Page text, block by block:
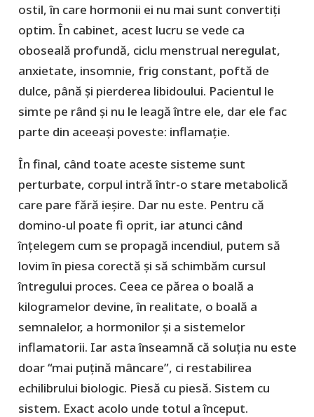
ostil, în care hormonii ei nu mai sunt convertiți
optim. În cabinet, acest lucru se vede ca
oboseală profundă, ciclu menstrual neregulat,
anxietate, insomnie, frig constant, poftă de
dulce, până și pierderea libidoului. Pacientul le
simte pe rând și nu le leagă între ele, dar ele fac
parte din aceeași poveste: inflamație.
În final, când toate aceste sisteme sunt
perturbate, corpul intră într-o stare metabolică
care pare fără ieșire. Dar nu este. Pentru că
domino-ul poate fi oprit, iar atunci când
înțelegem cum se propagă incendiul, putem să
lovim în piesa corectă și să schimbăm cursul
întregului proces. Ceea ce părea o boală a
kilogramelor devine, în realitate, o boală a
semnalelor, a hormonilor și a sistemelor
inflamatorii. Iar asta înseamnă că soluția nu este
doar “mai puțină mâncare”, ci restabilirea
echilibrului biologic. Piesă cu piesă. Sistem cu
sistem. Exact acolo unde totul a început.